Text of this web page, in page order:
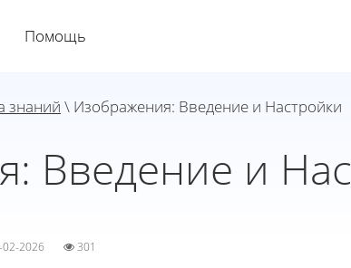
Помощь
знаний \ Изображения: Введение и Настройки
Введение и
02-2026 301